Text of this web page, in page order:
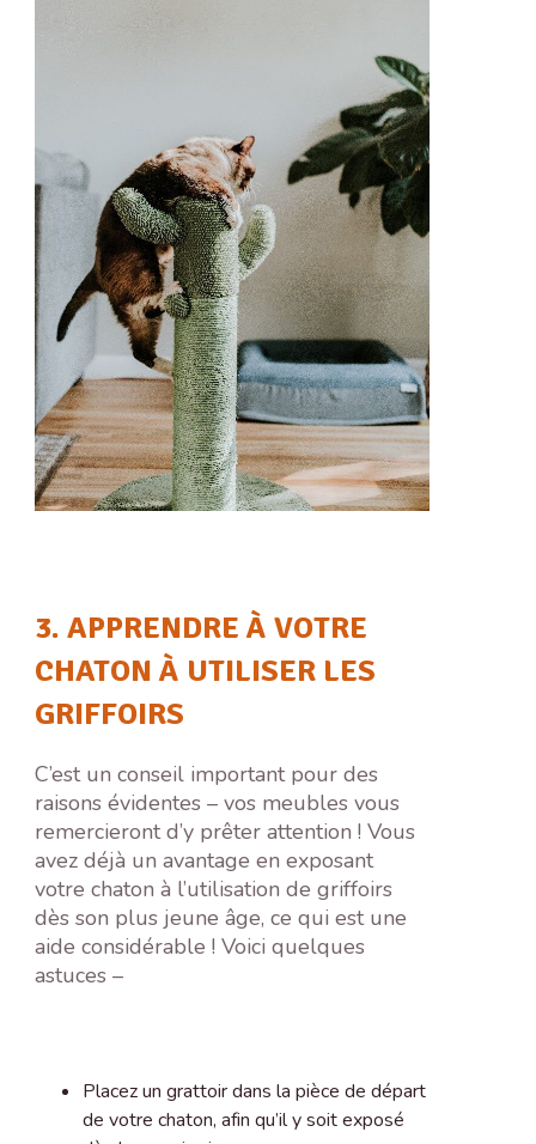
3. APPRENDRE À VOTRE
CHATON À UTILISER LES
GRIFFOIRS
C’est un conseil important pour des
raisons évidentes – vos meubles vous
remercieront d’y prêter attention ! Vous
avez déjà un avantage en exposant
votre chaton à l’utilisation de griffoirs
dès son plus jeune âge, ce qui est une
aide considérable ! Voici quelques
astuces –
Placez un grattoir dans la pièce de départ
de votre chaton, afin qu’il y soit exposé